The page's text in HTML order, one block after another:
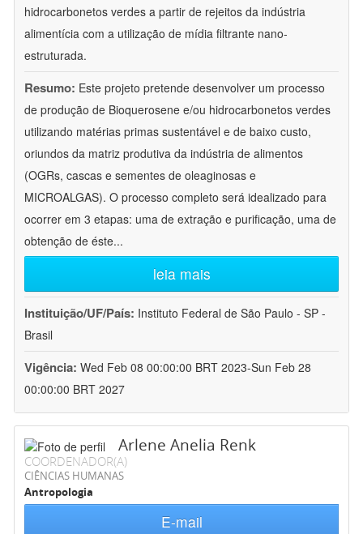
hidrocarbonetos verdes a partir de rejeitos da indústria
alimentícia com a utilização de mídia filtrante nano-
estruturada.
Resumo: Este projeto pretende desenvolver um processo
de produção de Bioquerosene e/ou hidrocarbonetos verdes
utilizando matérias primas sustentável e de baixo custo,
oriundos da matriz produtiva da indústria de alimentos
(OGRs, cascas e sementes de oleaginosas e
MICROALGAS). O processo completo será idealizado para
ocorrer em 3 etapas: uma de extração e purificação, uma de
obtenção de éste...
leia mais
Instituição/UF/País: Instituto Federal de São Paulo - SP -
Brasil
Vigência: Wed Feb 08 00:00:00 BRT 2023-Sun Feb 28
00:00:00 BRT 2027
Arlene Anelia Renk
COORDENADOR(A)
CIÊNCIAS HUMANAS
Antropologia
E-mail